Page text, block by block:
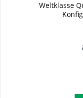
Weltklasse